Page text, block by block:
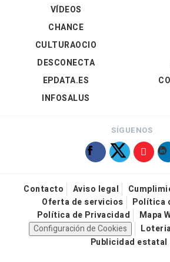
VÍDEOS
CHANCE
CULTURAOCIO
DESCONECTA
EPDATA.ES
INFOSALUS
SÍGUENOS
Contacto Aviso legal
Oferta de servicios
Política
Política de Privacidad
Mapa
Configuración de Cookies
Publicidad estatal